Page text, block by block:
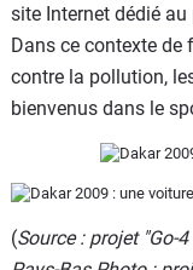
site Internet dédié au
Dans ce contexte de
contre la pollution,
bienvenus dans le
(Source : projet "Go-